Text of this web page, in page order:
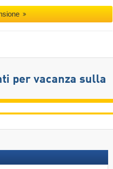
per vacanza sulla